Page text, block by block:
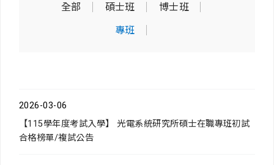
全部 碩士班
博士班
專班
2026-03-06
【115學年度考試入學】 光電系統研究所碩士在職專班初試
合格榜單/複試公告